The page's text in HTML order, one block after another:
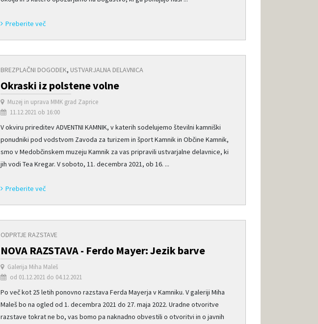
Preberite več
BREZPLAČNI DOGODEK, USTVARJALNA DELAVNICA
Okraski iz polstene volne
Muzej in uprava MMK grad Zaprice
11.12.2021 ob 16:00
V okviru prireditev ADVENTNI KAMNIK, v katerih sodelujemo številni kamniški
ponudniki pod vodstvom Zavoda za turizem in šport Kamnik in Občine Kamnik,
smo v Medobčinskem muzeju Kamnik za vas pripravili ustvarjalne delavnice, ki
jih vodi Tea Kregar. V soboto, 11. decembra 2021, ob 16. ...
Preberite več
ODPRTJE RAZSTAVE
NOVA RAZSTAVA - Ferdo Mayer: Jezik barve
Galerija Miha Maleš
od 01.12.2021 do 04.12.2021
Po več kot 25 letih ponovno razstava Ferda Mayerja v Kamniku. V galeriji Miha
Maleš bo na ogled od 1. decembra 2021 do 27. maja 2022. Uradne otvoritve
razstave tokrat ne bo, vas bomo pa naknadno obvestili o otvoritvi in o javnih